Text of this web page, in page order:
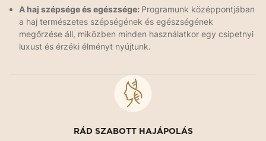
A haj szépsége és egészsége: Programunk középpontjában
a haj természetes szépségének és egészségének
megőrzése áll, miközben minden használatkor egy csipetnyi
luxust és érzéki élményt nyújtunk.
RÁD SZABOTT HAJÁPOLÁS